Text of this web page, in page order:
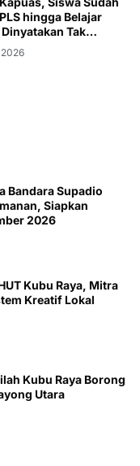
hingga Belajar
Tak
Bandara Supadio
Siapkan
2026
Kubu Raya, Mitra
Kreatif Lokal
Kubu Raya Borong
Utara